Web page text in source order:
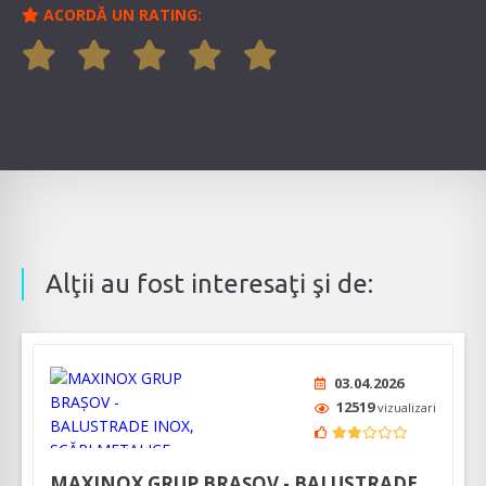
ACORDĂ UN RATING:
Alţii au fost interesaţi şi de:
03.04.2026
12519vizualizari